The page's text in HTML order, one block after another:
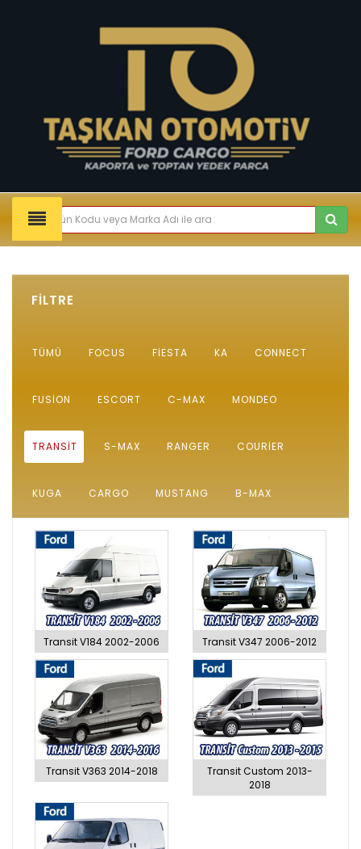
FİLTRE
TÜMÜ FOCUS FIESTA KA CONNECT
FUSION ESCORT C-MAX MONDEO
TRANSIT S-MAX RANGER COURIER
KUGA CARGO MUSTANG B-MAX
Transit V184 2002-2006 Transit V347 2006-2012
Transit V363 2014-2018
Transit Custom 2013-
2018